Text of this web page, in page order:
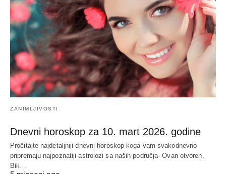
ZANIMLJIVOSTI
Dnevni horoskop za 10. mart 2026. godine
Pročitajte najdetaljniji dnevni horoskop koga vam svakodnevno
pripremaju najpoznatiji astrolozi sa naših područja- Ovan otvoren,
Bik…